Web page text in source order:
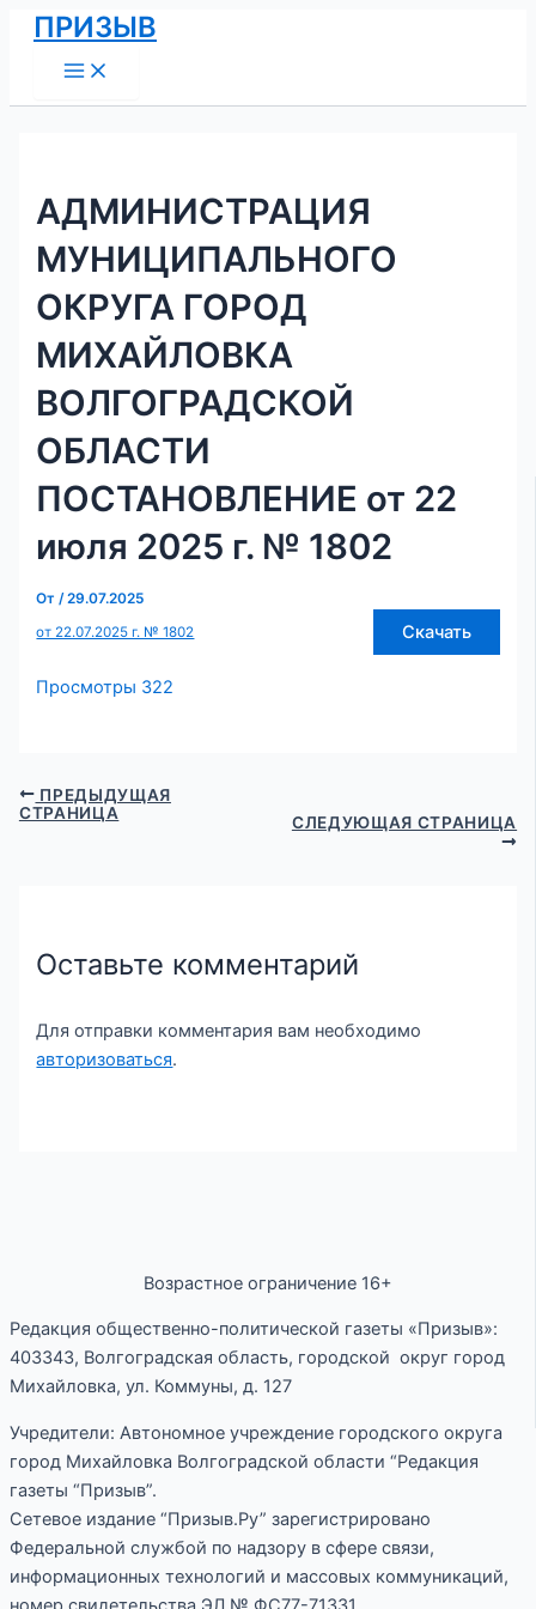
Перейти
содержимому
ПРИЗЫВ
Menu
АДМИНИСТРАЦИЯ
МУНИЦИПАЛЬНОГО
ОКРУГА ГОРОД
МИХАЙЛОВКА
ВОЛГОГРАДСКОЙ
ОБЛАСТИ
ПОСТАНОВЛЕНИЕ от 22
июля 2025 г. № 1802
От/29.07.2025
от 22.07.2025 г. № 1802
Скачать
Просмотры 322
Навигация
по
записям
ПРЕДЫДУЩАЯ
СТРАНИЦА
СЛЕДУЮЩАЯ СТРАНИЦА
Оставьте комментарий
Для отправки комментария вам необходимо
авторизоваться.
Возрастное ограничение 16+
Редакция общественно-политической газеты «Призыв»:
403343, Волгоградская область, городской округ город
Михайловка, ул. Коммуны, д. 127
Учредители: Автономное учреждение городского округа
город Михайловка Волгоградской области “Редакция
газеты “Призыв”.
Сетевое издание “Призыв.Ру” зарегистрировано
Федеральной службой по надзору в сфере связи,
информационных технологий и массовых коммуникаций,